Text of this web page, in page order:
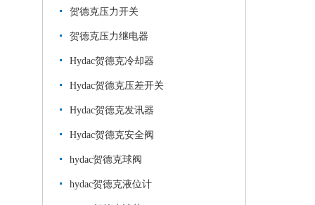
贺德克压力开关
贺德克压力继电器
Hydac贺德克冷却器
Hydac贺德克压差开关
Hydac贺德克发讯器
Hydac贺德克安全阀
hydac贺德克球阀
hydac贺德克液位计